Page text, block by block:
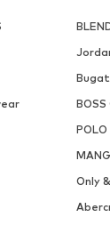
BOSS
POLO
Only